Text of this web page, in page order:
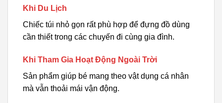
Khi Du Lịch
Chiếc túi nhỏ gọn rất phù hợp để đựng đồ dùng
cần thiết trong các chuyến đi cùng gia đình.
Khi Tham Gia Hoạt Động Ngoài Trời
Sản phẩm giúp bé mang theo vật dụng cá nhân
mà vẫn thoải mái vận động.